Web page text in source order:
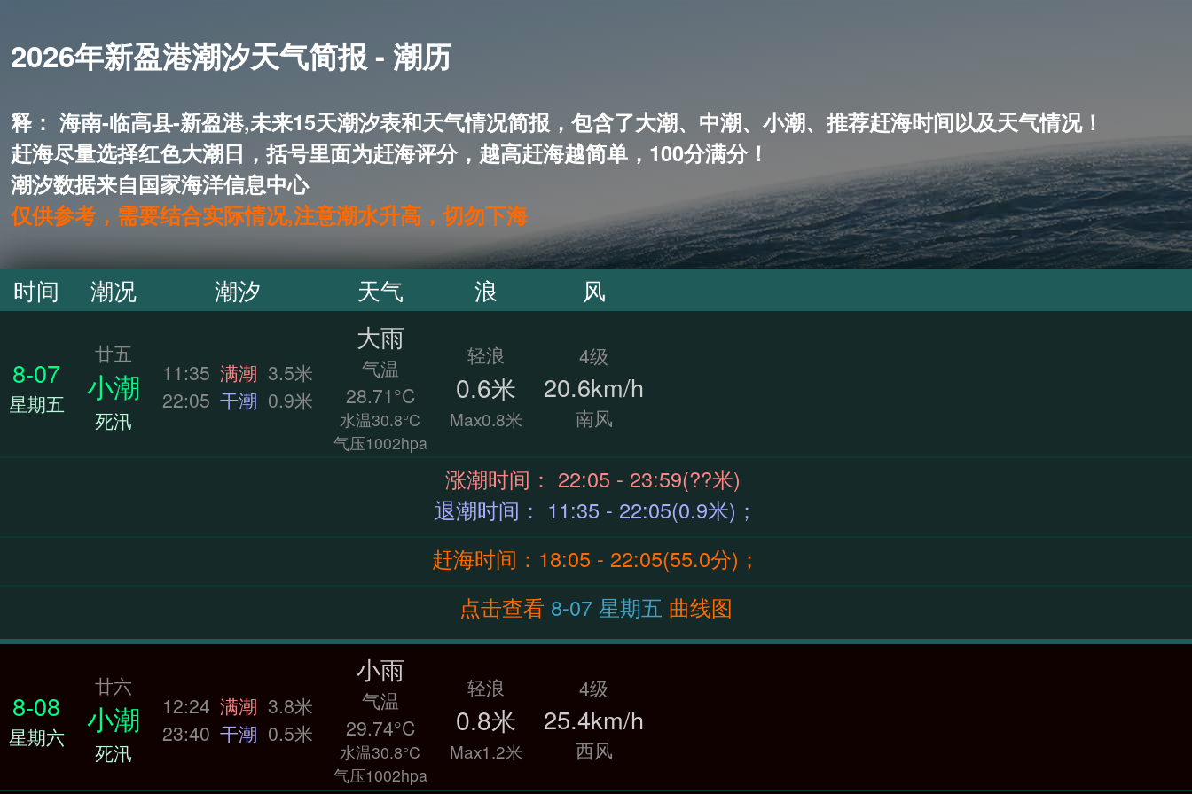
2026年新盈港潮汐天气简报 - 潮历
释： 海南-临高县-新盈港,未来15天潮汐表和天气情况简报，包含了大潮、中潮、小潮、推荐赶海时间以及天气情况！
赶海尽量选择红色大潮日，括号里面为赶海评分，越高赶海越简单，100分满分！
潮汐数据来自国家海洋信息中心
仅供参考，需要结合实际情况,注意潮水升高，切勿下海
时间 潮况 潮汐 天气 浪 风
8-07
星期五
廿五
小潮
死汛
11:35 满潮 3.5米
22:05 干潮 0.9米
大雨
气温
28.71°C
水温30.8°C
气压1002hpa
轻浪
0.6米
Max0.8米
4级
20.6km/h
南风
涨潮时间： 22:05 - 23:59(??米)
退潮时间： 11:35 - 22:05(0.9米)；
赶海时间：18:05 - 22:05(55.0分)；
点击查看
8-07 星期五 曲线图
8-08
星期六
廿六
小潮
死汛
12:24 满潮 3.8米
23:40 干潮 0.5米
小雨
气温
29.74°C
水温30.8°C
气压1002hpa
轻浪
0.8米
Max1.2米
4级
25.4km/h
西风